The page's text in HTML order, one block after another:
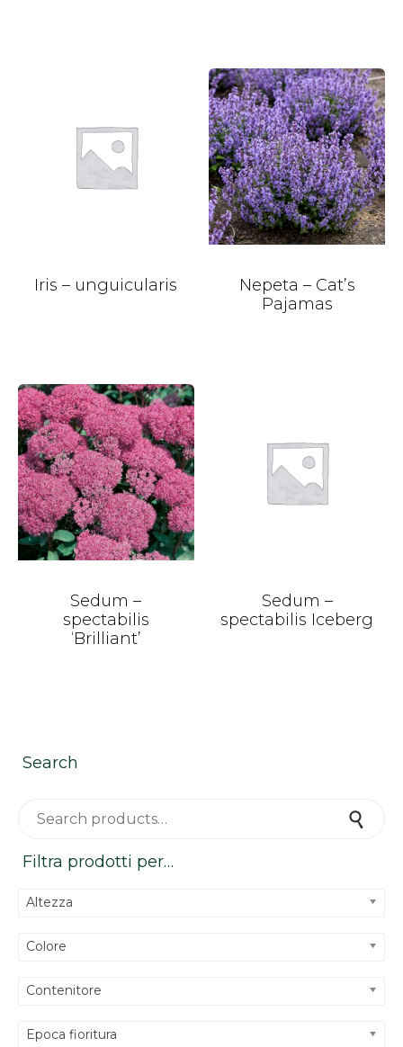
Iris – unguicularis
Nepeta – Cat’s
Pajamas
Sedum –
spectabilis
‘Brilliant’
Sedum –
spectabilis Iceberg
Search
Filtra prodotti per…
Altezza
Colore
Contenitore
Epoca fioritura